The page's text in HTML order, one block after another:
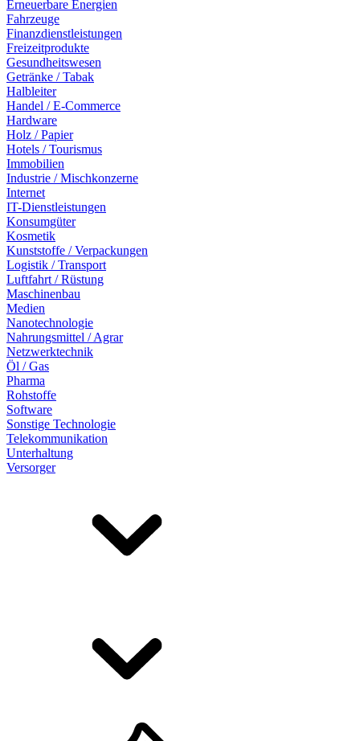
Erneuerbare Energien
Fahrzeuge
Finanzdienstleistungen
Freizeitprodukte
Gesundheitswesen
Getränke / Tabak
Halbleiter
Handel / E-Commerce
Hardware
Holz / Papier
Hotels / Tourismus
Immobilien
Industrie / Mischkonzerne
Internet
IT-Dienstleistungen
Konsumgüter
Kosmetik
Kunststoffe / Verpackungen
Logistik / Transport
Luftfahrt / Rüstung
Maschinenbau
Medien
Nanotechnologie
Nahrungsmittel / Agrar
Netzwerktechnik
Öl / Gas
Pharma
Rohstoffe
Software
Sonstige Technologie
Telekommunikation
Unterhaltung
Versorger